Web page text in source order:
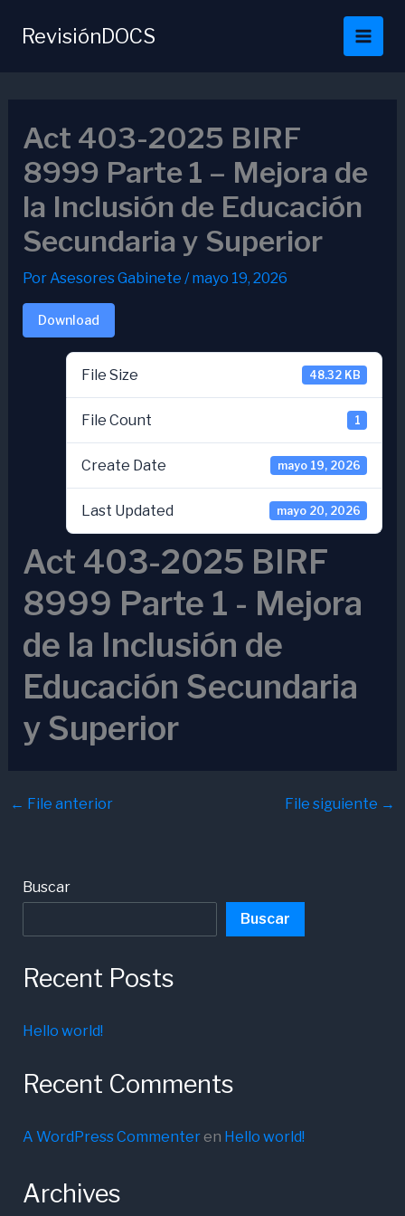
RevisiónDOCS
Act 403-2025 BIRF
8999 Parte 1 – Mejora de
la Inclusión de Educación
Secundaria y Superior
PorAsesores Gabinete /mayo 19, 2026
Download
File Size 48.32 KB
File Count 1
Create Date mayo 19, 2026
Last Updated mayo 20, 2026
Act 403-2025 BIRF
8999 Parte 1 - Mejora
de la Inclusión de
Educación Secundaria
y Superior
← File anterior File siguiente →
Buscar
Buscar
Recent Posts
Hello world!
Recent Comments
A WordPress Commenteren Hello world!
Archives